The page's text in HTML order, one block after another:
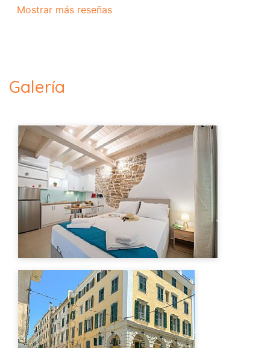
Mostrar más reseñas
Galería